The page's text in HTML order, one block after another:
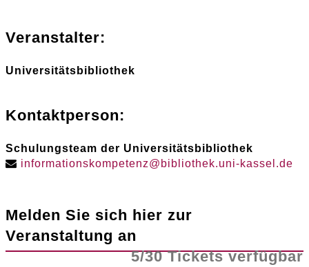
Veranstalter:
Universitätsbibliothek
Kontaktperson:
Schulungsteam der Universitätsbibliothek
informationskompetenz@ bibliothek.uni-kassel .de
Melden Sie sich hier zur
Veranstaltung an
5/30 Tickets verfügbar